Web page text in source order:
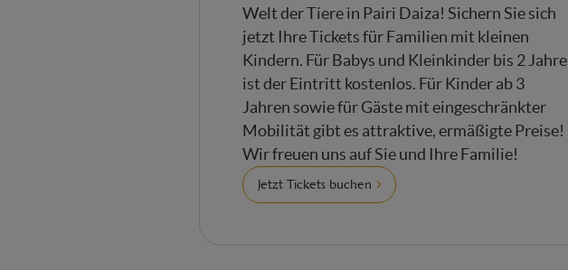
Welt der Tiere in Pairi Daiza! Sichern Sie sich
jetzt Ihre Tickets für Familien mit kleinen
Kindern. Für Babys und Kleinkinder bis 2 Jahre
ist der Eintritt kostenlos. Für Kinder ab 3
Jahren sowie für Gäste mit eingeschränkter
Mobilität gibt es attraktive, ermäßigte Preise!
Wir freuen uns auf Sie und Ihre Familie!
Jetzt Tickets buchen